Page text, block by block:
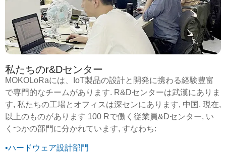
私たちのr&Dセンター
MOKOLoRaには、IoT製品の設計と開発に携わる経験豊富
で専門的なチームがあります. R&Dセンターは武漢にありま
す, 私たちの工場とオフィスは深センにあります, 中国. 現在,
以上のものがあります 100 Rで働く従業員&Dセンター, い
くつかの部門に分かれています, すなわち:
•ハードウェア設計部門